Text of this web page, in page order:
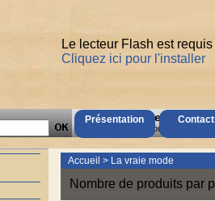
Présentation
Le lecteur Flash est
Cliquez ici pour l'installer
AccÃ¨s Client
Mot de passe oubliÃ© ?
Accueil > La vraie mode
Nombre de produits par